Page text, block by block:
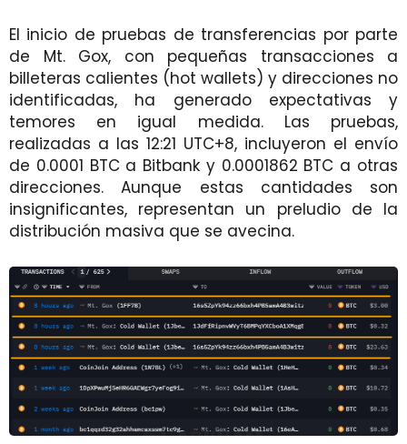
El inicio de pruebas de transferencias por parte
de Mt. Gox, con pequeñas transacciones a
billeteras calientes (hot wallets) y direcciones no
identificadas, ha generado expectativas y
temores en igual medida. Las pruebas,
realizadas a las 12:21 UTC+8, incluyeron el envío
de 0.0001 BTC a Bitbank y 0.0001862 BTC a otras
direcciones. Aunque estas cantidades son
insignificantes, representan un preludio de la
distribución masiva que se avecina.